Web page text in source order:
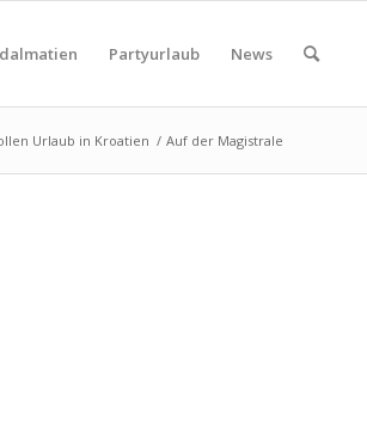
Partyurlaub News
Urlaub in Kroatien / Auf der Magistrale